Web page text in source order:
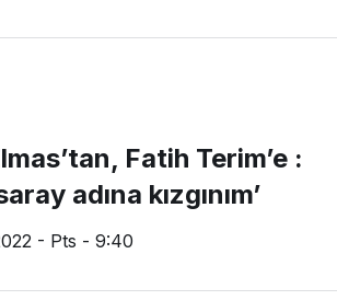
Fatih Terim’e :
adına kızgınım’
- Pts - 9:40